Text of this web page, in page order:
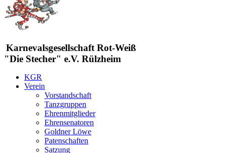
Karnevalsgesellschaft Rot-Weiß
"Die Stecher" e.V. Rülzheim
KGR
Verein
Vorstandschaft
Tanzgruppen
Ehrenmitglieder
Ehrensenatoren
Goldner Löwe
Patenschaften
Satzung